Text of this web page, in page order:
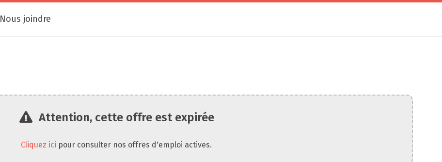
Nous joindre
Attention, cette offre est expirée
Cliquez ici pour consulter nos offres d'emploi actives.